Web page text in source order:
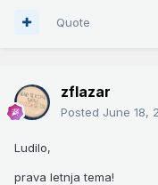
Quote
zflazar
Posted June 18,
Ludilo,
prava letnja tema!